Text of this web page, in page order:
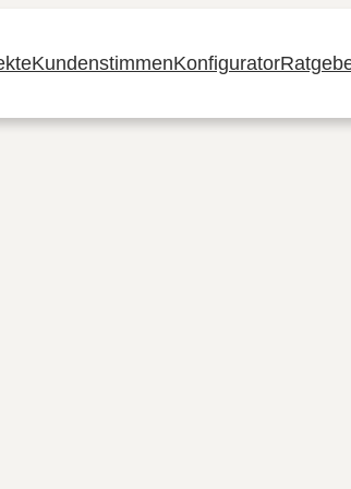
KundenstimmenKonfigurator